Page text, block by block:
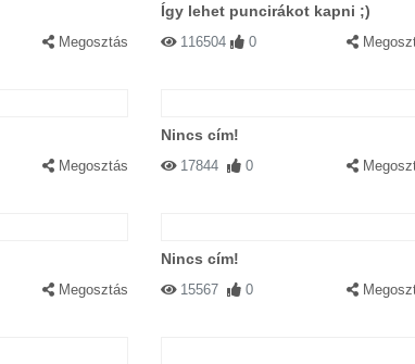
Megosztás
Így lehet puncirákot kapni ;)
116504 0
Megosztás
Nincs cím!
17844 0
Megosztás
Nincs cím!
15567 0